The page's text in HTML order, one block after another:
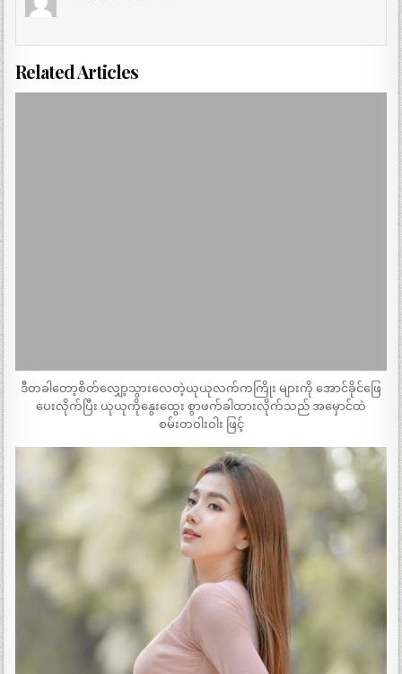
Related Articles
ဒီတခါတော့စိတ်လျှော့သွားလေတဲ့ယုယုလက်ကကြိုး များကို အောင်ခိုင်ဖြေ
ပေးလိုက်ပြီး ယုယုကိုနွေးထွေး စွာဖက်ခါထားလိုက်သည် အမှောင်ထဲ
စမ်းတဝါးဝါး ဖြင့်